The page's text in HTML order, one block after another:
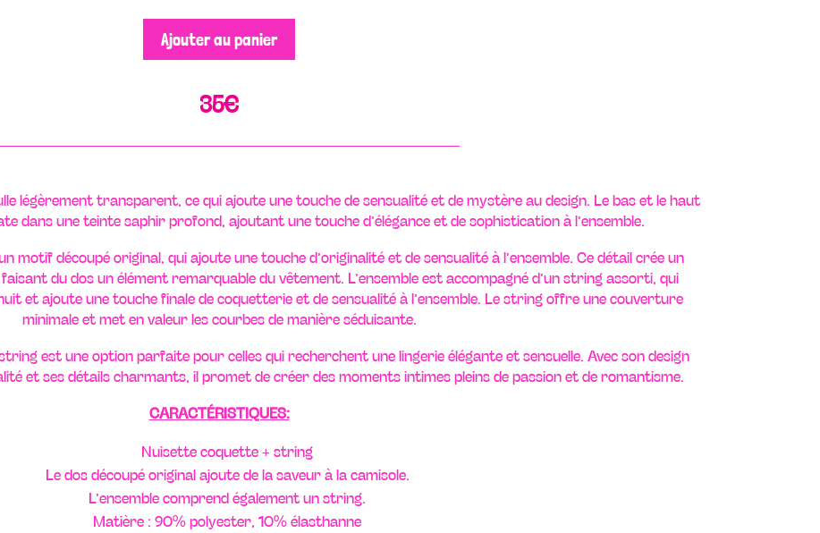
Ajouter au panier
35€
légèrement transparent, ce qui ajoute une touche de sensualité et de mystère au design. Le bas et le haut
dans une teinte saphir profond, ajoutant une touche d’élégance et de sophistication à l’ensemble.
motif découpé original, qui ajoute une touche d’originalité et de sensualité à l’ensemble. Ce détail crée un
du dos un élément remarquable du vêtement. L’ensemble est accompagné d’un string assorti, qui
et ajoute une touche finale de coquetterie et de sensualité à l’ensemble. Le string offre une couverture
minimale et met en valeur les courbes de manière séduisante.
est une option parfaite pour celles qui recherchent une lingerie élégante et sensuelle. Avec son design
et ses détails charmants, il promet de créer des moments intimes pleins de passion et de romantisme.
CARACTÉRISTIQUES:
Nuisette coquette + string
Le dos découpé original ajoute de la saveur à la camisole.
L’ensemble comprend également un string.
Matière : 90% polyester, 10% élasthanne